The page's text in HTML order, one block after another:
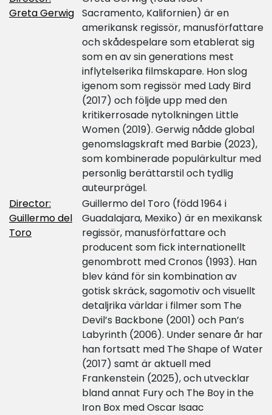
Greta Gerwig Sacramento, Kalifornien) är en
amerikansk regissör, manusförfattare
och skådespelare som etablerat sig
som en av sin generations mest
inflytelserika filmskapare. Hon slog
igenom som regissör med Lady Bird
(2017) och följde upp med den
kritikerrosade nytolkningen Little
Women (2019). Gerwig nådde global
genomslagskraft med Barbie (2023),
som kombinerade populärkultur med
personlig berättarstil och tydlig
auteurprägel.
Director:
Guillermo del
Toro
Guillermo del Toro (född 1964 i
Guadalajara, Mexiko) är en mexikansk
regissör, manusförfattare och
producent som fick internationellt
genombrott med Cronos (1993). Han
blev känd för sin kombination av
gotisk skräck, sagomotiv och visuellt
detaljrika världar i filmer som The
Devil’s Backbone (2001) och Pan’s
Labyrinth (2006). Under senare år har
han fortsatt med The Shape of Water
(2017) samt är aktuell med
Frankenstein (2025), och utvecklar
bland annat Fury och The Boy in the
Iron Box med Oscar Isaac